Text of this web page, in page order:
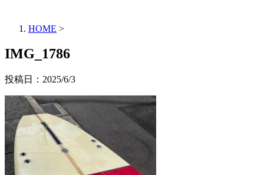
HOME >
IMG_1786
投稿日： 2025/6/3